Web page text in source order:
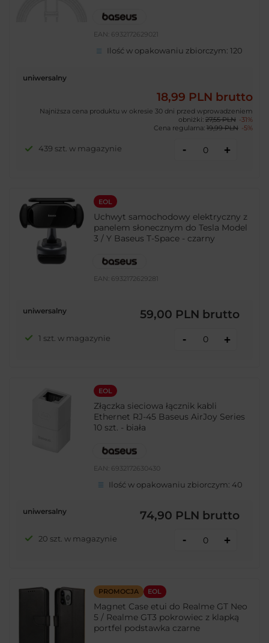
EAN: 6932172629021
Ilość w opakowaniu zbiorczym:120
uniwersalny
18,99 PLN brutto
Najniższa cena produktu w okresie 30 dni przed wprowadzeniem
obniżki: 27,55 PLN -31%
Cena regularna: 19,99 PLN -5%
439 szt. w magazynie - +
EOL
Uchwyt samochodowy elektryczny z
panelem słonecznym do Tesla Model
3 / Y Baseus T-Space - czarny
EAN: 6932172629281
uniwersalny 59,00 PLN brutto
1 szt. w magazynie - +
EOL
Złączka sieciowa łącznik kabli
Ethernet RJ-45 Baseus AirJoy Series
10 szt. - biała
EAN: 6932172630430
Ilość w opakowaniu zbiorczym: 40
uniwersalny 74,90 PLN brutto
20 szt. w magazynie - +
PROMOCJA EOL
Magnet Case etui do Realme GT Neo
5 / Realme GT3 pokrowiec z klapką
portfel podstawka czarne